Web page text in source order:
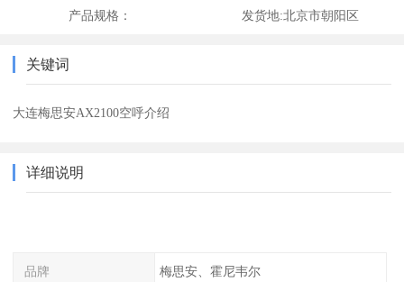
产品规格： 发货地:北京市朝阳区
关键词
大连梅思安AX2100空呼介绍
详细说明
品牌 梅思安、霍尼韦尔